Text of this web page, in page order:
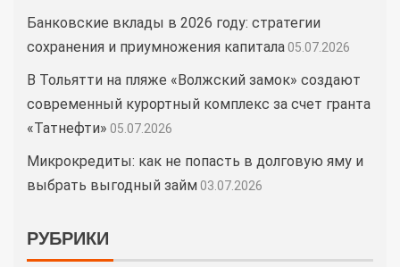
Банковские вклады в 2026 году: стратегии
сохранения и приумножения капитала05.07.2026
В Тольятти на пляже «Волжский замок» создают
современный курортный комплекс за счет гранта
«Татнефти» 05.07.2026
Микрокредиты: как не попасть в долговую яму и
выбрать выгодный займ 03.07.2026
РУБРИКИ